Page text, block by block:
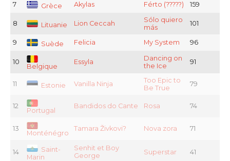
7 Grèce Akylas Férto (?????) 159
8 Lituanie Lion Ceccah
Sólo quiero
más
101
9 Suède Felicia My System 96
10
Belgique
Essyla
Dancing on
the Ice
91
11 Estonie Vanilla Ninja
Too Epic to
Be True
79
12
Portugal
Bandidos do Cante Rosa 74
13
Monténégro
Tamara Živkovi? Nova zora 71
14
Saint-
Marin
Senhit et Boy
George
Superstar 41